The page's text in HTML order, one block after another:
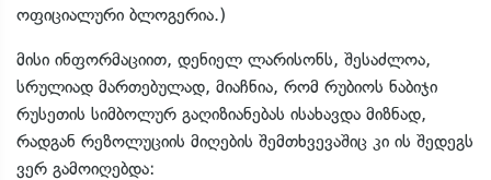
ოფიციალური ბლოგერია.)
მისი ინფორმაციით, დენიელ ლარისონს, შესაძლოა,
სრულიად მართებულად, მიაჩნია, რომ რუბიოს ნაბიჯი
რუსეთის სიმბოლურ გაღიზიანებას ისახავდა მიზნად,
რადგან რეზოლუციის მიღების შემთხვევაშიც კი ის შედეგს
ვერ გამოიღებდა: